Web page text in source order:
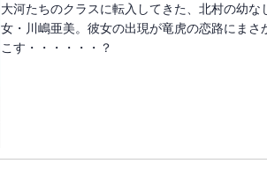
大河たちのクラスに転入してきた、北村の幼な
女・川嶋亜美。彼女の出現が竜虎の恋路にまさ
こす・・・・・・？